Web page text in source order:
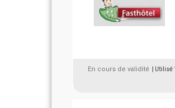
En cours de validité | Utilisé